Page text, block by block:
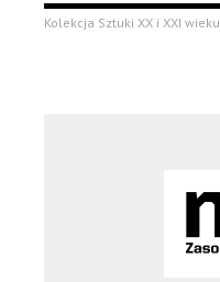
Kolekcja Sztuki XX i XXI wieku